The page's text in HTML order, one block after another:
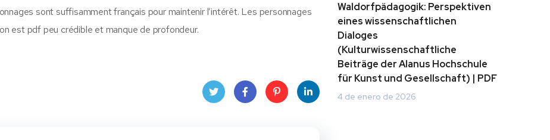
sont suffisamment français pour maintenir l’intérêt. Les personnages
est pdf peu crédible et manque de profondeur.
Waldorfpädagogik: Perspektiven
eines wissenschaftlichen
Dialoges
(Kulturwissenschaftliche
Beiträge der Alanus Hochschule
für Kunst und Gesellschaft) | PDF
4 de enero de 2026